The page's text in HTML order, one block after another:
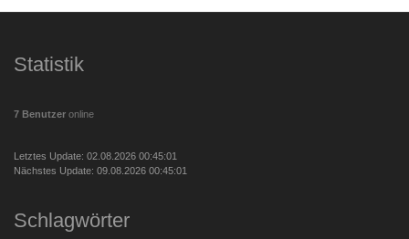
Statistik
7 Benutzer online
Letztes Update: 02.08.2026 00:45:01
Nächstes Update: 09.08.2026 00:45:01
Schlagwörter